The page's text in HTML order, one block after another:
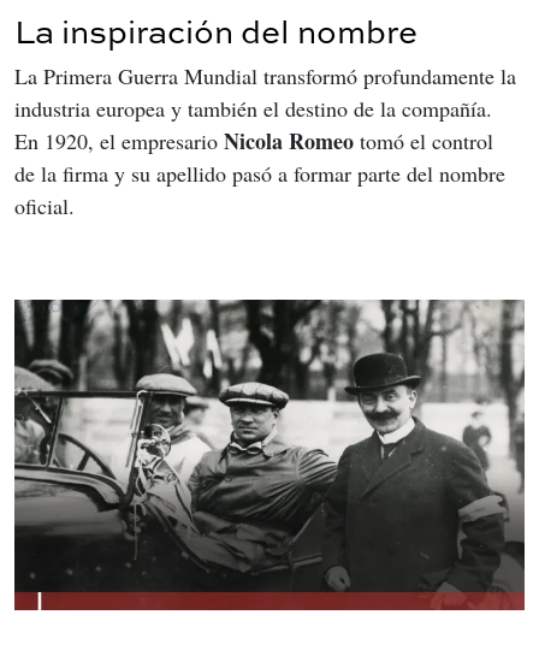
La inspiración del nombre
La Primera Guerra Mundial transformó profundamente la
industria europea y también el destino de la compañía.
En 1920, el empresario Nicola Romeo tomó el control
de la firma y su apellido pasó a formar parte del nombre
oficial.